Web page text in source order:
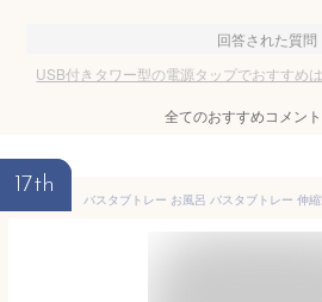
回答された質問
USB付きタワー型の電源タップでおすすめ
全てのおすすめコメント
17th